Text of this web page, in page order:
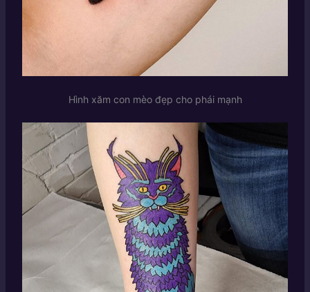
Hình xăm con mèo đẹp cho phái mạnh